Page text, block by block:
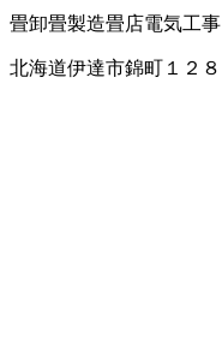
畳卸畳製造畳店電気工事
北海道伊達市錦町１２８